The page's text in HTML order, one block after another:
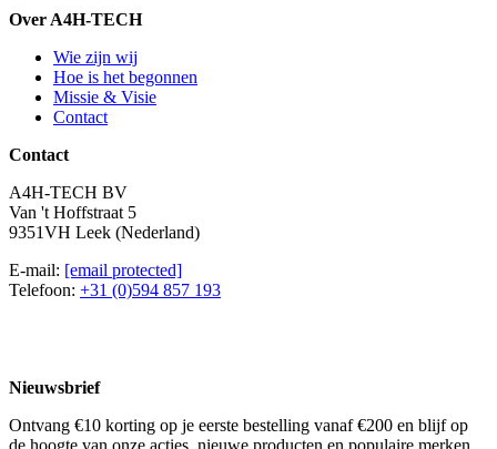
Over A4H-TECH
Wie zijn wij
Hoe is het begonnen
Missie & Visie
Contact
Contact
A4H-TECH BV
Van 't Hoffstraat 5
9351VH Leek (Nederland)
E-mail: [email protected]
Telefoon: +31 (0)594 857 193
Nieuwsbrief
Ontvang €10 korting op je eerste bestelling vanaf €200 en blijf op
de hoogte van onze acties, nieuwe producten en populaire merken.